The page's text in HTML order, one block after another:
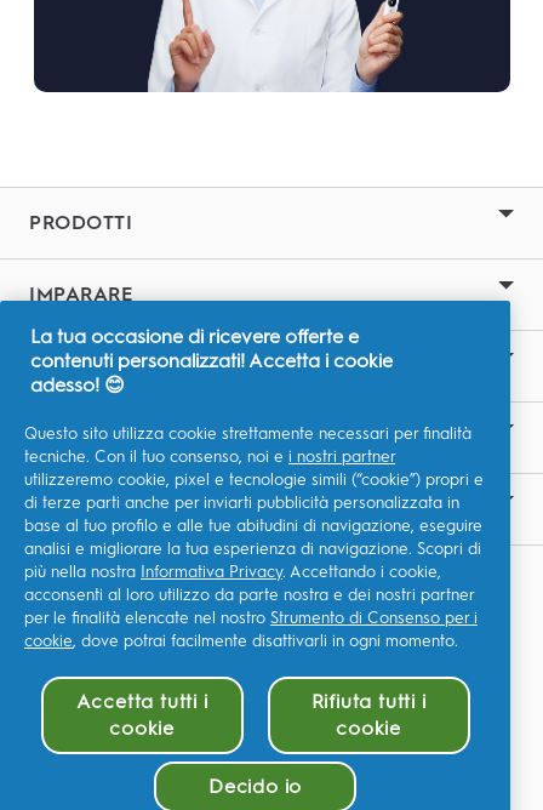
PRODOTTI
IMPARARE
SITI CORRELATI
LA NOSTRA ASPIRAZIONE
CONTATTACI
I Miei Dati
P&G Global Terms & Conditions
Dichiarazione di accessibilità
Site Map
©2026 Procter & Gamble
La tua occasione di ricevere offerte e
contenuti personalizzati! Accetta i cookie
adesso! 😊
Questo sito utilizza cookie strettamente necessari per finalità
tecniche. Con il tuo consenso, noi e i nostri partner
utilizzeremo cookie, pixel e tecnologie simili (“cookie”) propri e
di terze parti anche per inviarti pubblicità personalizzata in
base al tuo profilo e alle tue abitudini di navigazione, eseguire
analisi e migliorare la tua esperienza di navigazione. Scopri di
più nella nostra Informativa Privacy. Accettando i cookie,
acconsenti al loro utilizzo da parte nostra e dei nostri partner
per le finalità elencate nel nostro Strumento di Consenso per i
cookie, dove potrai facilmente disattivarli in ogni momento.
Accetta tutti i
cookie
Rifiuta tutti i
cookie
Decido io